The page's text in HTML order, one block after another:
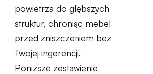
powietrza do głębszych
struktur, chroniąc mebel
przed zniszczeniem bez
Twojej ingerencji.
Poniższe zestawienie